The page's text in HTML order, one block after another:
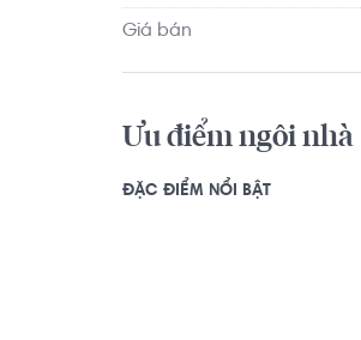
Giá bán
Ưu điểm ngôi nhà
ĐẶC ĐIỂM NỔI BẬT